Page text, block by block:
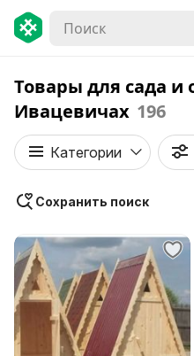
Товары для сада и
Ивацевичах 196
Категории
Сохранить поиск